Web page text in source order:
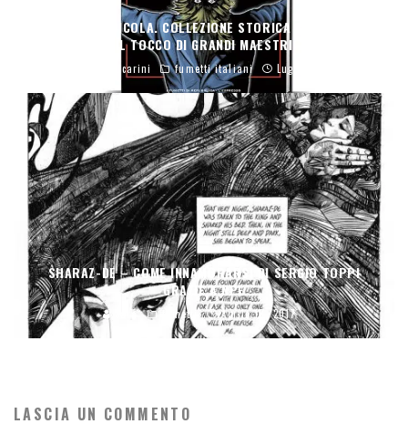
DIABOLIK IN EDICOLA. COLLEZIONE STORICA A COLORI CON
IL TOCCO DI GRANDI MAESTRI
Giacomo Lucarini fumetti italiani Luglio 4, 2017
SHARAZ-DE – COME INNAMORARSI DI SERGIO TOPPI
GRAZIE A NPE
Sara fumetti Aprile 18, 2017
LASCIA UN COMMENTO